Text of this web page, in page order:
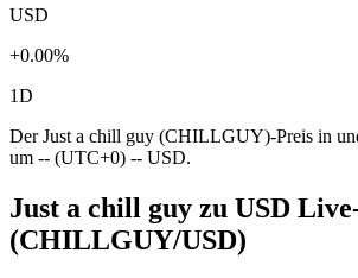
USD
+0.00%
1D
Der Just a chill guy (CHILLGUY)-Preis in
um -- (UTC+0) -- USD.
Just a chill guy zu USD
(CHILLGUY/USD)